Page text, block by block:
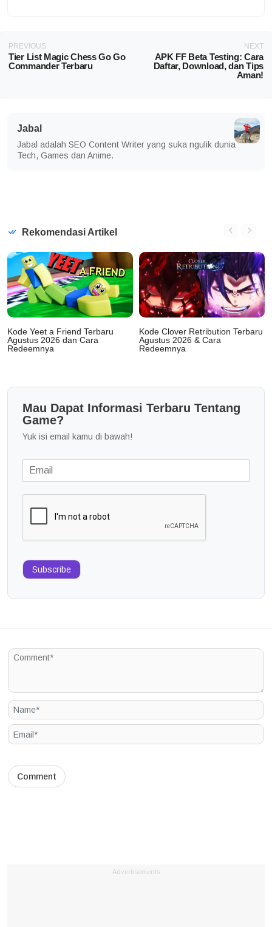
PREVIOUS
Tier List Magic Chess Go Go
Commander Terbaru
NEXT
APK FF Beta Testing: Cara
Daftar, Download, dan Tips
Aman!
Jabal
Jabal adalah SEO Content Writer yang suka ngulik dunia
Tech, Games dan Anime.
Rekomendasi Artikel
Kode Yeet a Friend Terbaru
Agustus 2026 dan Cara
Redeemnya
Kode Clover Retribution Terbaru
Agustus 2026 & Cara
Redeemnya
Mau Dapat Informasi Terbaru Tentang
Game?
Yuk isi email kamu di bawah!
Subscribe
Advertisements